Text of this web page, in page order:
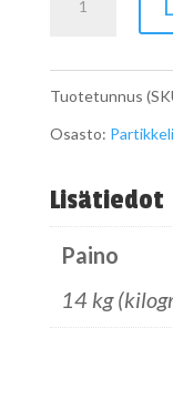
määrä
Tuotetunnus
Osasto:
Lisätiedot
Paino
14 kg